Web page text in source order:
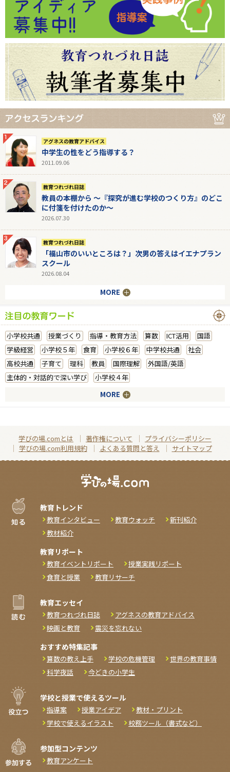
アグネスの教育アドバイス
中学生の性をどう指導する？
2011.09.06
教育つれづれ日誌
教員の本棚から 〜『探究が進む学校のつくり方』のどこ
に付箋を付けたのか〜
2026.07.30
教育つれづれ日誌
「福山市のいいところは？」次男の答えはイエナプラン
スクール
2026.08.04
MORE
小学校共通 授業づくり 指導・教育方法 算数 ICT活用
国語
学級経営
小学校５年 食育 小学校６年 中学校共通
社会
高校共通
子育て 理科 教員 国際理解
外国語/英語
主体的・対話的で深い学び
小学校４年
MORE
学びの場.comとは 著作権について
プライバシーポリシー
学びの場.com利用規約
よくある質問と答え サイトマップ
教育トレンド
教育インタビュー 教育ウォッチ
新刊紹介
教材紹介
教育リポート
教育イベントリポート
授業実践リポート
食育と授業
教育リサーチ
教育エッセイ
教育つれづれ日誌
アグネスの教育アドバイス
映画と教育
震災を忘れない
おすすめ特集記事
算数の教え上手 学校の危機管理
世界の教育事情
科学夜話
今どきの小学生
学校と授業で使えるツール
指導案 授業アイデア
教材・プリント
学校で使えるイラスト
校務ツール（書式など）
参加型コンテンツ
教育アンケート